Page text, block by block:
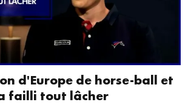
d'Europe de horse-ball et
failli tout lâcher